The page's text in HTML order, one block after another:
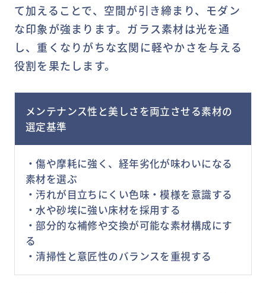
て加えることで、空間が引き締まり、モダン
な印象が強まります。ガラス素材は光を通
し、重くなりがちな玄関に軽やかさを与える
役割を果たします。
メンテナンス性と美しさを両立させる素材の
選定基準
・傷や摩耗に強く、経年劣化が味わいになる
素材を選ぶ
・汚れが目立ちにくい色味・模様を意識する
・水や砂埃に強い床材を採用する
・部分的な補修や交換が可能な素材構成にす
る
・清掃性と意匠性のバランスを重視する